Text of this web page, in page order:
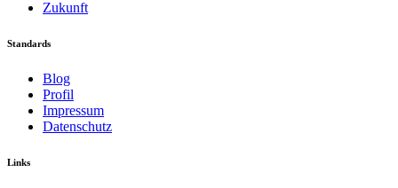
Zukunft
Standards
Blog
Profil
Impressum
Datenschutz
Links